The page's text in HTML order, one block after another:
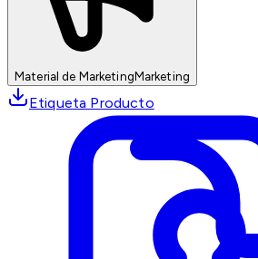
Material de MarketingMarketing
Etiqueta Producto